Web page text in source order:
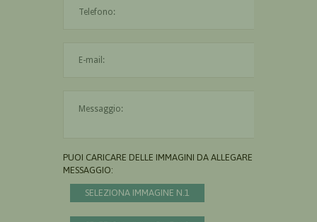
PUOI CARICARE DELLE IMMAGINI DA ALLEGARE AL
MESSAGGIO:
SELEZIONA IMMAGINE N.1